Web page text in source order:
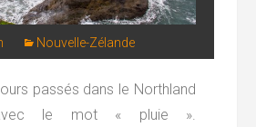
Nouvelle-Zélande
passés dans le Northland
le mot « pluie ».